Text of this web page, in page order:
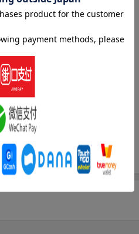
！！
理なんてなくなっちゃえばいい
ーちゃんに乗っ取られた！！
生理が楽になる知恵や教えが満
教えてくれたの！
なの…？
毎日を健やかに笑顔で生きてい
ーちゃんの知恵」が学べるコミ